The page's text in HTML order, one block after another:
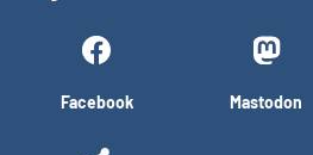
Facebook Mastodon